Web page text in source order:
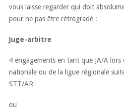
vous laisse regarder qui doit
pour ne pas être rétrogradé :
Juge-arbitre
4 engagements en tant que JA/A lors
nationale ou de la ligue régionale
STT/AR
ou